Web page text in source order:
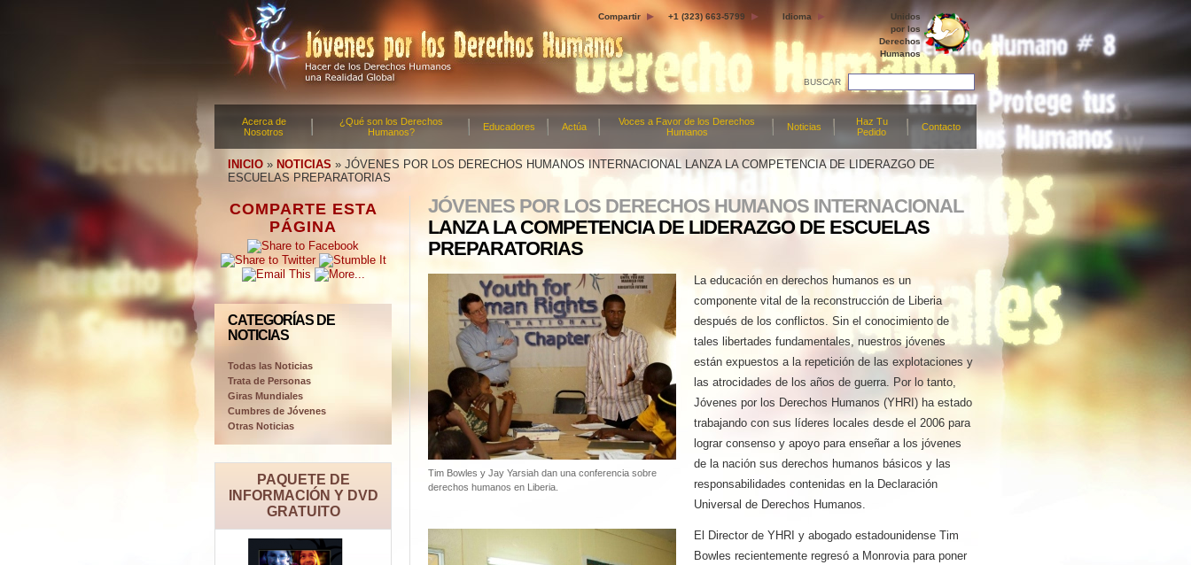
Compartir +1 (323) 663-5799 Idioma
Unidos
por los
Derechos
Humanos
BUSCAR
Acerca de
Nosotros
¿Qué son los Derechos
Humanos?
Educadores Actúa
Voces a Favor de los Derechos
Humanos
Noticias
Haz Tu
Pedido
Contacto
INICIO » NOTICIAS » JÓVENES POR LOS DERECHOS HUMANOS INTERNACIONAL LANZA LA COMPETENCIA DE LIDERAZGO DE
ESCUELAS PREPARATORIAS
COMPARTE ESTA
PÁGINA
CATEGORÍAS DE
NOTICIAS
Todas las Noticias
Trata de Personas
Giras Mundiales
Cumbres de Jóvenes
Otras Noticias
PAQUETE DE
INFORMACIÓN Y DVD
GRATUITO
JÓVENES POR LOS DERECHOS HUMANOS INTERNACIONAL
LANZA LA COMPETENCIA DE LIDERAZGO DE ESCUELAS
PREPARATORIAS
Tim Bowles y Jay Yarsiah dan una conferencia sobre
derechos humanos en Liberia.
La educación en derechos humanos es un
componente vital de la reconstrucción de Liberia
después de los conflictos. Sin el conocimiento de
tales libertades fundamentales, nuestros jóvenes
están expuestos a la repetición de las explotaciones y
las atrocidades de los años de guerra. Por lo tanto,
Jóvenes por los Derechos Humanos (YHRI) ha estado
trabajando con sus líderes locales desde el 2006 para
lograr consenso y apoyo para enseñar a los jóvenes
de la nación sus derechos humanos básicos y las
responsabilidades contenidas en la Declaración
Universal de Derechos Humanos.
El Director de YHRI y abogado estadounidense Tim
Bowles recientemente regresó a Monrovia para poner